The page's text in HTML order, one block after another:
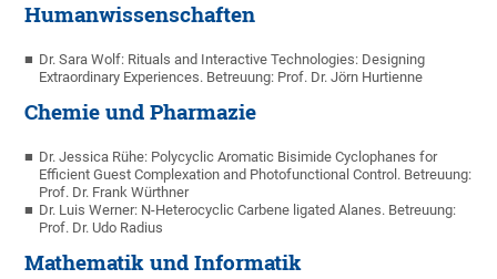
Humanwissenschaften
Dr. Sara Wolf: Rituals and Interactive Technologies: Designing
Extraordinary Experiences. Betreuung: Prof. Dr. Jörn Hurtienne
Chemie und Pharmazie
Dr. Jessica Rühe: Polycyclic Aromatic Bisimide Cyclophanes for
Efficient Guest Complexation and Photofunctional Control. Betreuung:
Prof. Dr. Frank Würthner
Dr. Luis Werner: N-Heterocyclic Carbene ligated Alanes. Betreuung:
Prof. Dr. Udo Radius
Mathematik und Informatik